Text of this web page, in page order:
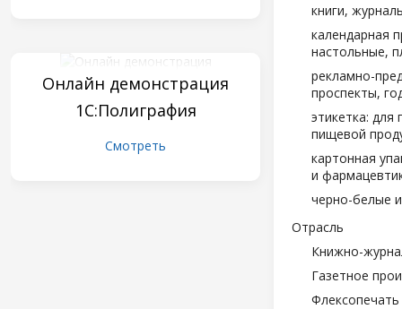
Онлайн демонстрация
1С:Полиграфия
Смотреть
книги,
календарная
настольные,
рекламно-
проспекты,
этикетка:
пищевой
картонная
и
черно-белые
Отрасль
Книжно-
Газетное